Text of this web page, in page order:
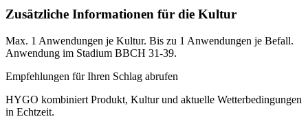
Zusätzliche Informationen für die Kultur
Max. 1 Anwendungen je Kultur. Bis zu 1 Anwendungen je Befall.
Anwendung im Stadium BBCH 31-39.
Empfehlungen für Ihren Schlag abrufen
HYGO kombiniert Produkt, Kultur und aktuelle Wetterbedingungen
in Echtzeit.